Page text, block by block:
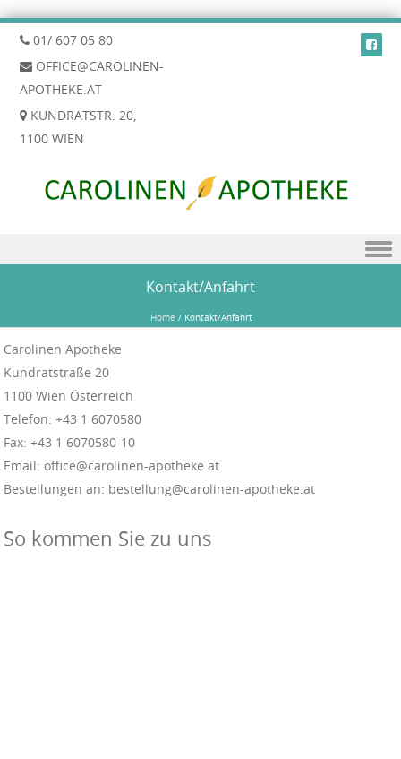
01/ 607 05 80
OFFICE@CAROLINEN-
APOTHEKE.AT
KUNDRATSTR. 20,
1100 WIEN
Kontakt/Anfahrt
Home / Kontakt/Anfahrt
Carolinen Apotheke
Kundratstraße 20
1100 Wien Österreich
Telefon: +43 1 6070580
Fax: +43 1 6070580-10
Email: office@carolinen-apotheke.at
Bestellungen an: bestellung@carolinen-apotheke.at
So kommen Sie zu uns